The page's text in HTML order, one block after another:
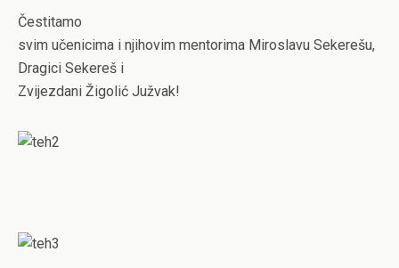
Čestitamo
svim učenicima i njihovim mentorima Miroslavu Sekerešu,
Dragici Sekereš i
Zvijezdani Žigolić Južvak!